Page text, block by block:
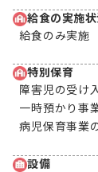
給食の実施
給食のみ実施
特別保育
障害児の受け
一時預かり事
病児保育事業
設備